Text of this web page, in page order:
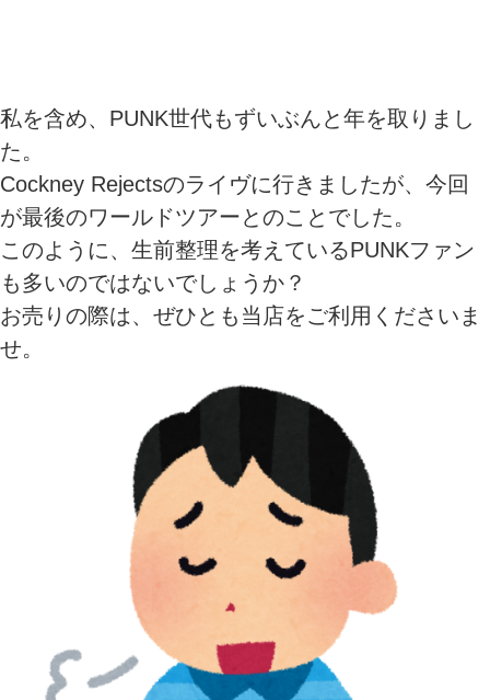
私を含め、PUNK世代もずいぶんと年を取りまし
た。
Cockney Rejectsのライヴに行きましたが、今回
が最後のワールドツアーとのことでした。
このように、生前整理を考えているPUNKファン
も多いのではないでしょうか？
お売りの際は、ぜひとも当店をご利用くださいま
せ。